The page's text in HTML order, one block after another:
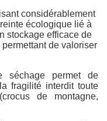
considérablement
écologique lié à
stockage efficace de
de valoriser
séchage permet de
fragilité interdit toute
de montagne,